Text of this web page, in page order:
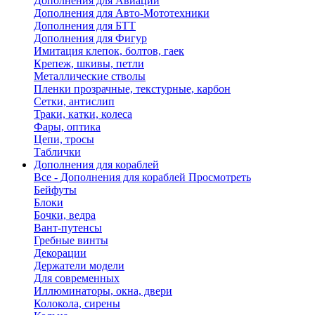
Дополнения для Авто-Мототехники
Дополнения для БТТ
Дополнения для Фигур
Имитация клепок, болтов, гаек
Крепеж, шкивы, петли
Металлические стволы
Пленки прозрачные, текстурные, карбон
Сетки, антислип
Траки, катки, колеса
Фары, оптика
Цепи, тросы
Таблички
Дополнения для кораблей
Все - Дополнения для кораблей Просмотреть
Бейфуты
Блоки
Бочки, ведра
Вант-путенсы
Гребные винты
Декорации
Держатели модели
Для современных
Иллюминаторы, окна, двери
Колокола, сирены